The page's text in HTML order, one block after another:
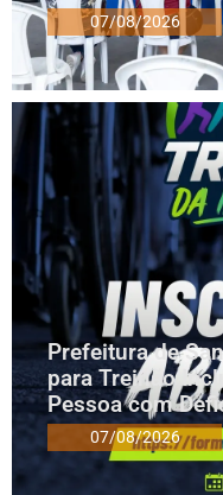
07/08/2026
Prefeitura de
para Treinão
Pessoa com
07/08/2026